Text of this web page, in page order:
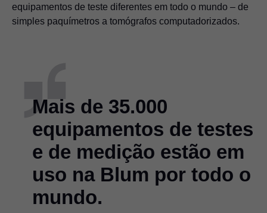
equipamentos de teste diferentes em todo o mundo – de
simples paquímetros a tomógrafos computadorizados.
Mais de 35.000
equipamentos de testes
e de medição estão em
uso na Blum por todo o
mundo.